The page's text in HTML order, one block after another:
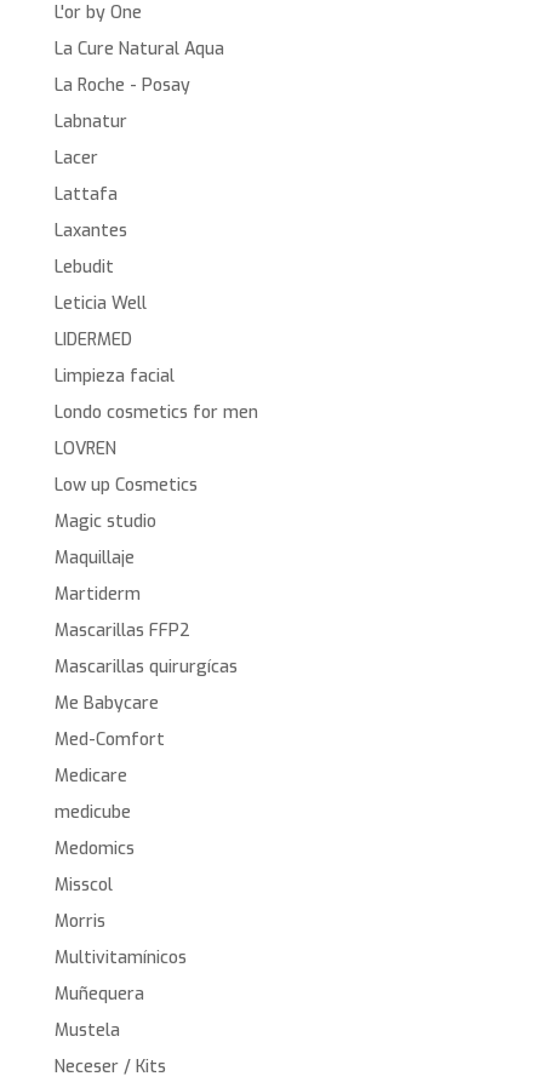
L'or by One
La Cure Natural Aqua
La Roche - Posay
Labnatur
Lacer
Lattafa
Laxantes
Lebudit
Leticia Well
LIDERMED
Limpieza facial
Londo cosmetics for men
LOVREN
Low up Cosmetics
Magic studio
Maquillaje
Martiderm
Mascarillas FFP2
Mascarillas quirurgícas
Me Babycare
Med-Comfort
Medicare
medicube
Medomics
Misscol
Morris
Multivitamínicos
Muñequera
Mustela
Neceser / Kits